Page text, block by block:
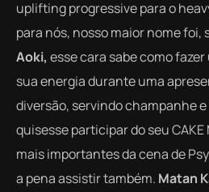
uplifting progressive para o
para nós, nosso maior nome foi,
Aoki, esse cara sabe como
sua energia durante uma
diversão, servindo champanhe e
quisesse participar do seu CAKE
mais importantes da cena de
a pena assistir também. Matan